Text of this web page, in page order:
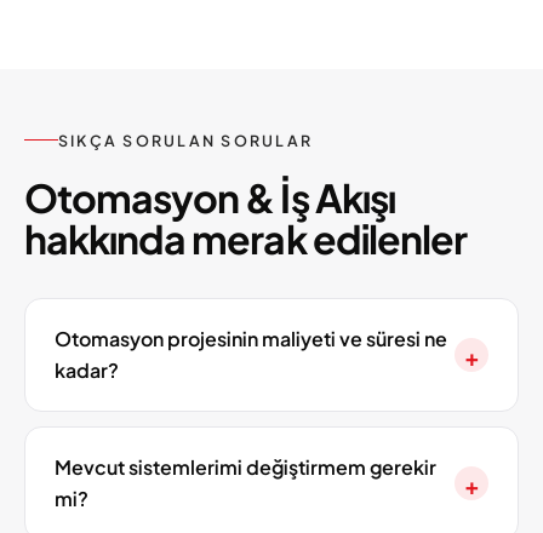
SIKÇA SORULAN SORULAR
Otomasyon & İş Akışı
hakkında merak edilenler
Otomasyon projesinin maliyeti ve süresi ne
kadar?
+
Mevcut sistemlerimi değiştirmem gerekir
mi?
+